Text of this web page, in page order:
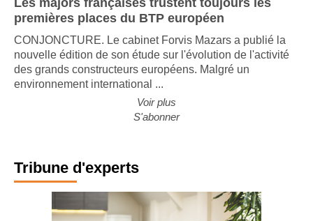
premières places du BTP européen
CONJONCTURE. Le cabinet Forvis Mazars a publié la
nouvelle édition de son étude sur l'évolution de l'activité
des grands constructeurs européens. Malgré un
environnement international ...
Voir plus
S'abonner
Tribune d'experts